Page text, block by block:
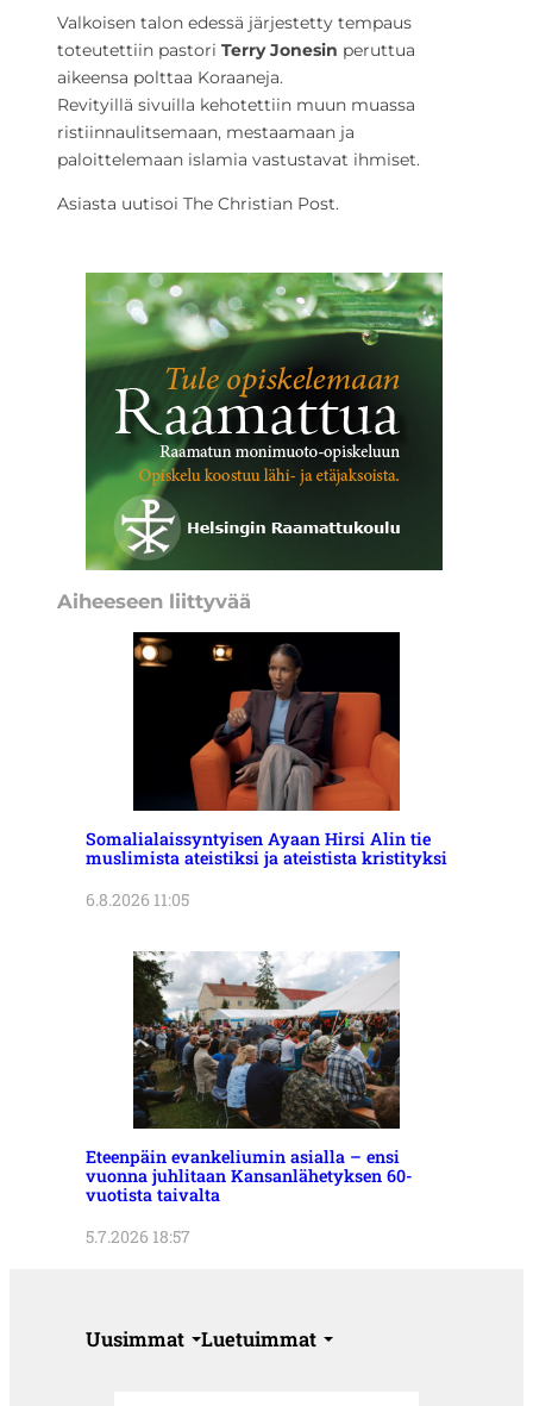
Valkoisen talon edessä järjestetty tempaus
toteutettiin pastori Terry Jonesin peruttua
aikeensa polttaa Koraaneja.
Revityillä sivuilla kehotettiin muun muassa
ristiinnaulitsemaan, mestaamaan ja
paloittelemaan islamia vastustavat ihmiset.
Asiasta uutisoi The Christian Post.
Aiheeseen liittyvää
Somalialaissyntyisen Ayaan Hirsi Alin tie
muslimista ateistiksi ja ateistista kristityksi
6.8.2026 11:05
Eteenpäin evankeliumin asialla – ensi
vuonna juhlitaan Kansanlähetyksen 60-
vuotista taivalta
5.7.2026 18:57
Uusimmat Luetuimmat